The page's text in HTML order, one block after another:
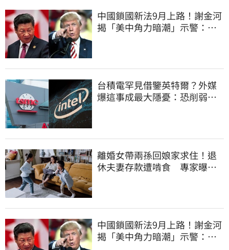
中國鎖國新法9月上路！謝金河
揭「美中角力暗潮」示警：台
台積電罕見借鑒英特爾？外媒
爆這事成最大隱憂：恐削弱領
離婚女帶兩孫回娘家求住！退
休夫妻存款遭啃食 專家曝這
中國鎖國新法9月上路！謝金河
揭「美中角力暗潮」示警：台